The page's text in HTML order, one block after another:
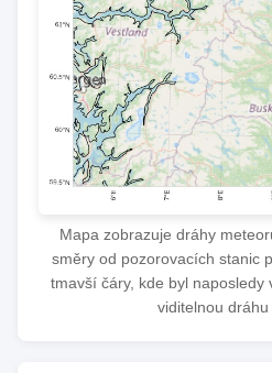
Mapa zobrazuje dráhy
směry od pozorovacích stanic
tmavší čáry, kde byl naposledy
viditelnou